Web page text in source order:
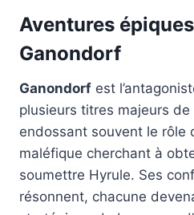
Aventures
Ganondorf
Ganondorf est
plusieurs titres majeurs
endossant souvent le rôle
maléfique cherchant à
soumettre Hyrule. Ses
résonnent, chacune